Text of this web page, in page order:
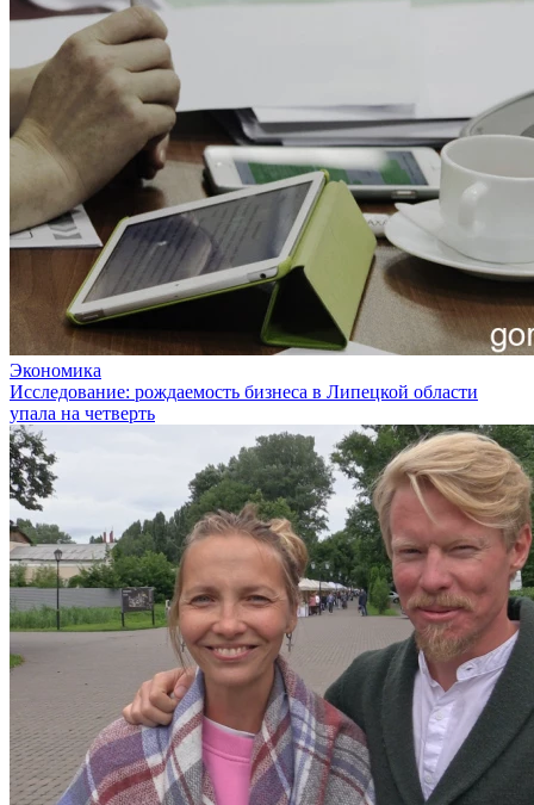
Экономика
Исследование: рождаемость бизнеса в Липецкой области
упала на четверть